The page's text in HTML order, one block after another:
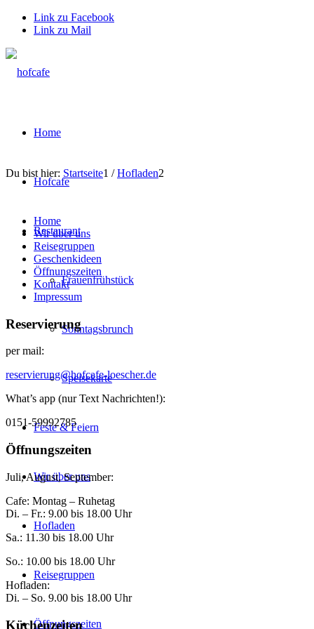
Link zu Facebook
Link zu Mail
Home
Hofcafe
Restaurant
Frauenfrühstück
Sonntagsbrunch
Speisekarte
Feste & Feiern
Wir über uns
Hofladen
Reisegruppen
Öffnungszeiten
Du bist hier: Startseite1 / Hofladen2
Home
Wir über uns
Reisegruppen
Geschenkideen
Öffnungszeiten
Kontakt
Impressum
Reservierung
per mail:
reservierung@hofcafe-loescher.de
What’s app (nur Text Nachrichten!):
0151-59992785
Öffnungszeiten
Juli, August, September:
Cafe: Montag – Ruhetag
Di. – Fr.: 9.00 bis 18.00 Uhr
Sa.: 11.30 bis 18.00 Uhr
So.: 10.00 bis 18.00 Uhr
Hofladen:
Di. – So. 9.00 bis 18.00 Uhr
Küchenzeiten